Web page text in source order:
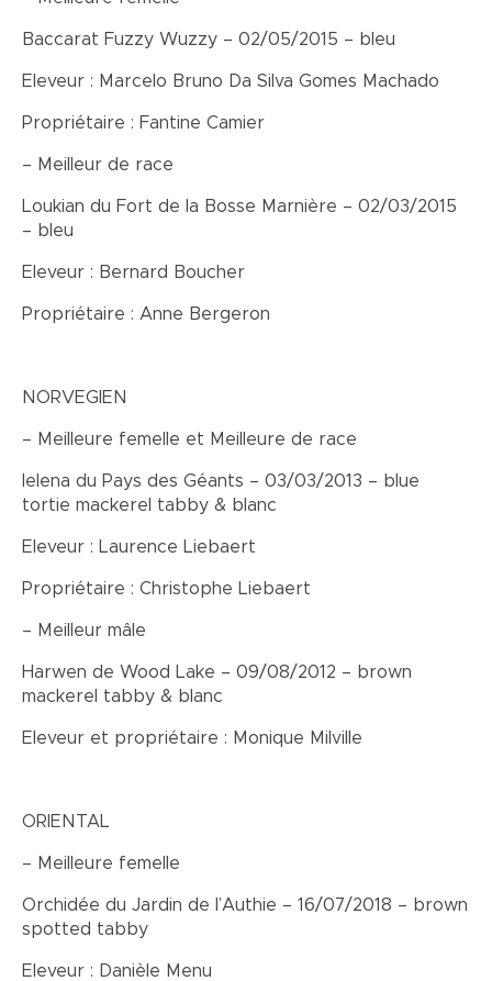
Baccarat Fuzzy Wuzzy – 02/05/2015 – bleu
Eleveur : Marcelo Bruno Da Silva Gomes Machado
Propriétaire : Fantine Camier
– Meilleur de race
Loukian du Fort de la Bosse Marnière – 02/03/2015
– bleu
Eleveur : Bernard Boucher
Propriétaire : Anne Bergeron
NORVEGIEN
– Meilleure femelle et Meilleure de race
Ielena du Pays des Géants – 03/03/2013 – blue
tortie mackerel tabby & blanc
Eleveur : Laurence Liebaert
Propriétaire : Christophe Liebaert
– Meilleur mâle
Harwen de Wood Lake – 09/08/2012 – brown
mackerel tabby & blanc
Eleveur et propriétaire : Monique Milville
ORIENTAL
– Meilleure femelle
Orchidée du Jardin de l’Authie – 16/07/2018 – brown
spotted tabby
Eleveur : Danièle Menu